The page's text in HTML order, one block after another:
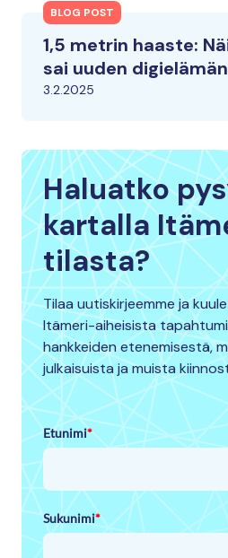
BLOG POST
1,5 metrin haaste:
sai uuden digielämän
3.2.2025
Haluatko
kartalla
tilasta?
Tilaa uutiskirjeemme ja
Itämeri-aiheisista
hankkeiden etenemisestä,
julkaisuista ja muista
Etunimi*
Sukunimi*